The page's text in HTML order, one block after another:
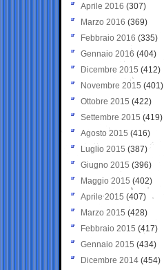
Aprile 2016 (307)
Marzo 2016 (369)
Febbraio 2016 (335)
Gennaio 2016 (404)
Dicembre 2015 (412)
Novembre 2015 (401)
Ottobre 2015 (422)
Settembre 2015 (419)
Agosto 2015 (416)
Luglio 2015 (387)
Giugno 2015 (396)
Maggio 2015 (402)
Aprile 2015 (407)
Marzo 2015 (428)
Febbraio 2015 (417)
Gennaio 2015 (434)
Dicembre 2014 (454)